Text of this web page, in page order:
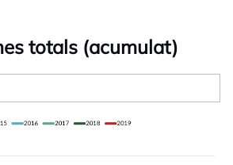
totals (acumulat)